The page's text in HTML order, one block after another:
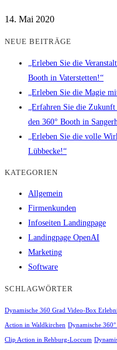
14. Mai 2020
NEUE BEITRÄGE
„Erleben Sie die
Booth in Vaterstetten!“
„Erleben Sie die Magie
„Erfahren Sie die
den 360° Booth in
„Erleben Sie die volle
Lübbecke!“
KATEGORIEN
Allgemein
Firmenkunden
Infoseiten Landingpage
Landingpage OpenAI
Marketing
Software
SCHLAGWÖRTER
Dynamische 360 Grad Video-Box
Action in Waldkirchen Dynamische
Clip Action in Rehburg-Loccum